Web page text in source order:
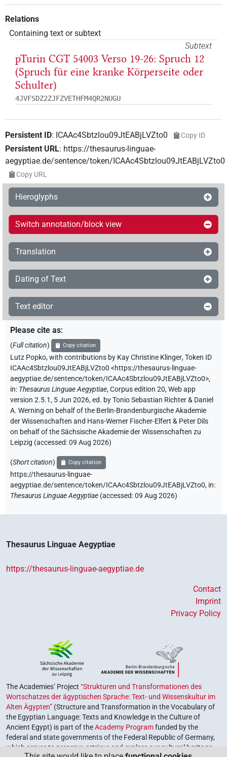
Relations
Containing text or subtext
Subtext
pTurin CGT 54003 Verso 19-26: Spruch 12
(Spruch für eine kranke Körperseite oder
Schulter)
4JVFSDZ2ZJFZVETHFM4QR2NUGU
Persistent ID: ICAAc4Sbtzlou09JtEABjLVZto0 Copy ID
Persistent URL: https://thesaurus-linguae-
aegyptiae.de/sentence/token/ICAAc4Sbtzlou09JtEABjLVZto0
Copy URL
Hieroglyphs
Switch annotation/block view
Translation
Dating of Text
Text editor
Please cite as:
(Full citation) Copy citation
Lutz Popko,with contributions by Kay Christine Klinger,Token ID
ICAAc4Sbtzlou09JtEABjLVZto0 <https://thesaurus-linguae-
aegyptiae.de/sentence/token/ICAAc4Sbtzlou09JtEABjLVZto0>,
in: Thesaurus Linguae Aegyptiae,Corpus edition 20, Web app
version 2.5.1, 5 Jun 2026, ed. by Tonio Sebastian Richter & Daniel
A. Werning on behalf of the Berlin-Brandenburgische Akademie
der Wissenschaften and Hans-Werner Fischer-Elfert & Peter Dils
on behalf of the Sächsische Akademie der Wissenschaften zu
Leipzig (accessed:09 Aug 2026)
(Short citation) Copy citation
https://thesaurus-linguae-
aegyptiae.de/sentence/token/ICAAc4Sbtzlou09JtEABjLVZto0, in:
Thesaurus Linguae Aegyptiae (accessed:09 Aug 2026)
Thesaurus Linguae Aegyptiae
https://thesaurus-linguae-aegyptiae.de
Contact
Imprint
Privacy Policy
The Academies’ Project “Strukturen und Transformationen des
Wortschatzes der ägyptischen Sprache: Text- und Wissenskultur im
Alten Ägypten” (Structure and Transformation in the Vocabulary of
the Egyptian Language: Texts and Knowledge in the Culture of
Ancient Egypt) is part of theAcademy Programfunded by the
federal and state governments of the Federal Republic of Germany,
which serves to preserve, retrieve and explore our cultural heritage.